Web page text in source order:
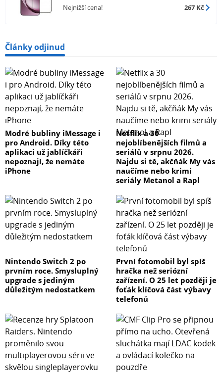
Nejnižší cena! 267 Kč
Články odjinud
Modré bubliny iMessage i
pro Android. Díky této
aplikaci už jablíčkáři
nepoznají, že nemáte
iPhone
Netflix a 30
nejoblíbenějších filmů a
seriálů v srpnu 2026.
Najdu si tě, akčňák My vás
naučíme nebo krimi
seriály Metanol a Rapl
Nintendo Switch 2 po
prvním roce. Smysluplný
upgrade s jediným
důležitým nedostatkem
První fotomobil byl spíš
hračka než seriózní
zařízení. O 25 let později je
foťák klíčová část výbavy
telefonů